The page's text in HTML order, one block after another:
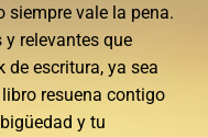
siempre vale la pena.
relevantes que
de escritura, ya sea
resuena contigo
y tu